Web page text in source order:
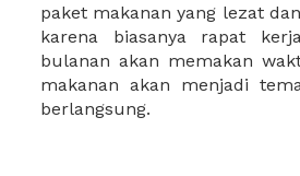
berlangsung.